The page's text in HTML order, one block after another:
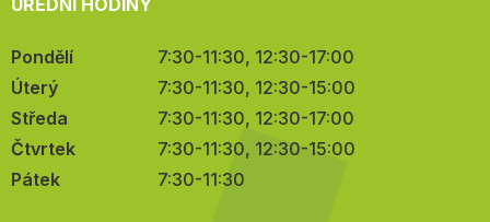
ÚŘEDNÍ HODINY
Pondělí
7:30-11:30, 12:30-17:00
Úterý
7:30-11:30, 12:30-15:00
Středa
7:30-11:30, 12:30-17:00
Čtvrtek
7:30-11:30, 12:30-15:00
Pátek
7:30-11:30